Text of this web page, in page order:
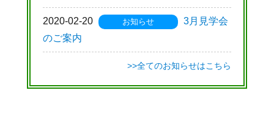
2020-02-20 お知らせ
3月見学会
のご案内
>>全てのお知らせはこちら